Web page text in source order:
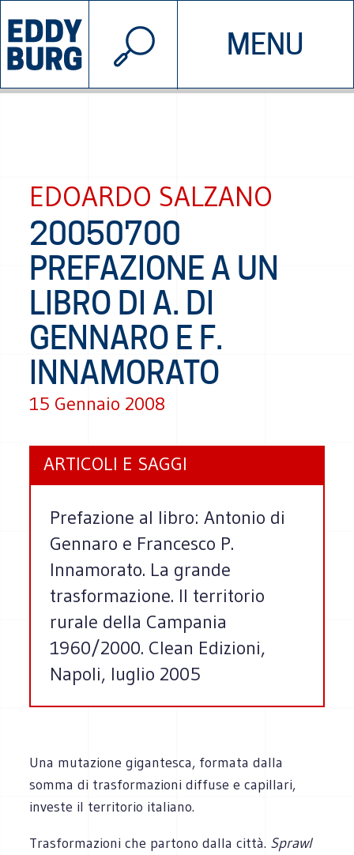
MENU
INIZIATIVE CHI SIAMO
© 2026 EDDYBURG
EDOARDO SALZANO
20050700
PREFAZIONE A UN
LIBRO DI A. DI
GENNARO E F.
INNAMORATO
15 Gennaio 2008
ARTICOLI E SAGGI
Prefazione al libro: Antonio di
Gennaro e Francesco P.
Innamorato. La grande
trasformazione. Il territorio
rurale della Campania
1960/2000. Clean Edizioni,
Napoli, luglio 2005
Una mutazione gigantesca, formata dalla
somma di trasformazioni diffuse e capillari,
investe il territorio italiano.
Trasformazioni che partono dalla città. Sprawl